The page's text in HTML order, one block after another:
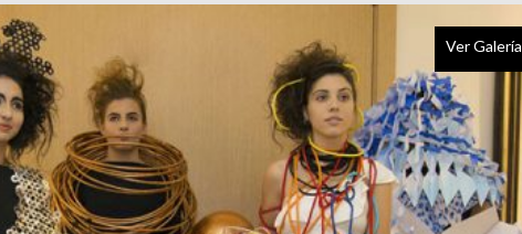
Ver Galería